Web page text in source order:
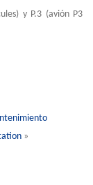
y P.3 (avión P3
»